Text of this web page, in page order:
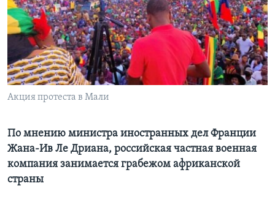
Learning English
СОЦИАЛЬНЫЕ СЕТИ
Акция протеста в Мали
По мнению министра иностранных дел Франции
Жана-Ив Ле Дриана, российская частная военная
компания занимается грабежом африканской
страны